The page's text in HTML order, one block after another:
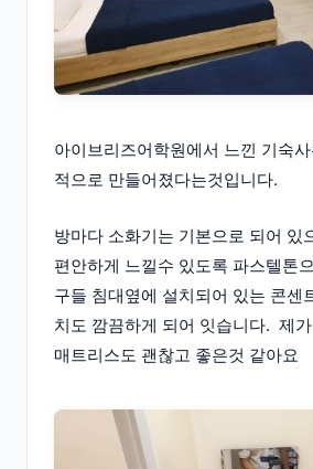
아이브리즈어학원에서 느낀 기숙
적으로 만들어졌다는것입니다.
방마다 소화기는 기본으로 되어 있
편안하게 느낄수 있도록 파스텔톤
구들 침대옆에 설치되어 있는 콘
치도 깜끔하게 되어 잇습니다. 제
매트리스도 괜찮고 좋은것 같아요